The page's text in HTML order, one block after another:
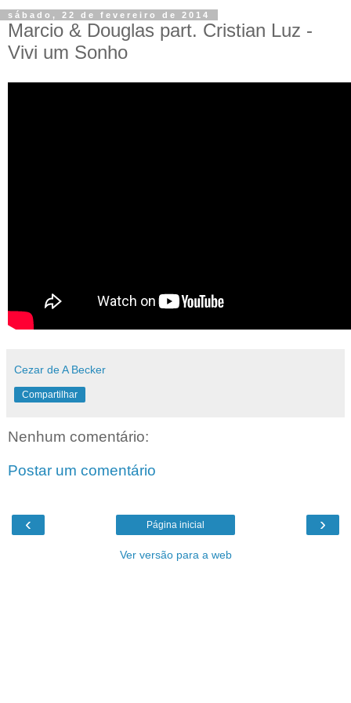
sábado, 22 de fevereiro de 2014
Marcio & Douglas part. Cristian Luz -
Vivi um Sonho
Cezar de A Becker
Compartilhar
Nenhum comentário:
Postar um comentário
‹ ›
Página inicial
Ver versão para a web